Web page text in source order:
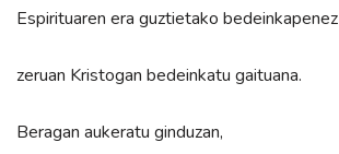
Espirituaren era guztietako bedeinkapenez
zeruan Kristogan bedeinkatu gaituana.
Beragan aukeratu ginduzan,